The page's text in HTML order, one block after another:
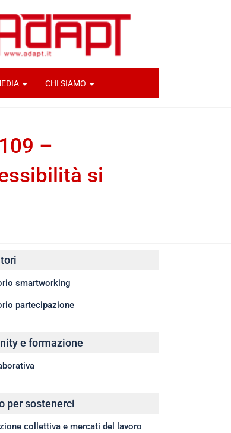
CHI SIAMO
–
si
smartworking
partecipazione
e formazione
per sostenerci
collettiva e mercati del lavoro